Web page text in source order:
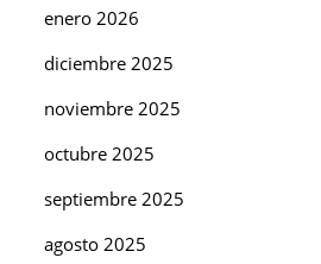
enero 2026
diciembre 2025
noviembre 2025
octubre 2025
septiembre 2025
agosto 2025